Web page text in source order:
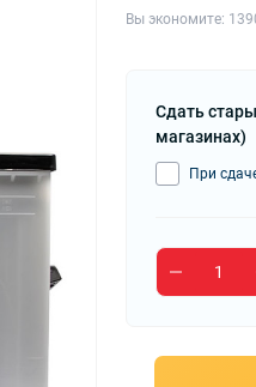
Вы экономите:
Сдать
магазинах)
При